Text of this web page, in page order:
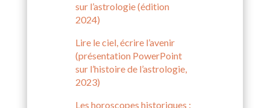
sur l’astrologie (édition
2024)
Lire le ciel, écrire l’avenir
(présentation PowerPoint
sur l’histoire de l’astrologie,
2023)
Les horoscopes historiques :